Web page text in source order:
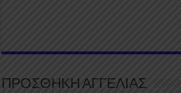
ΠΡΟΣΘΗΚΗ ΑΓΓΕΛΙΑΣ